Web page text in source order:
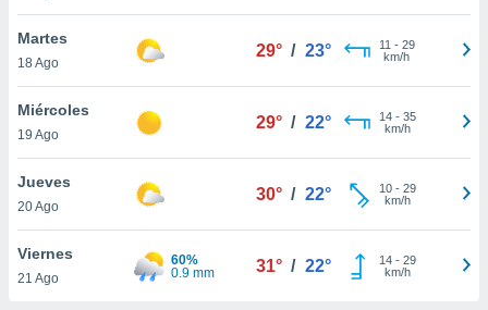
de
Martes
18 Ago
29° / 23° 11 - 29
km/h
Miércoles
19 Ago
29° / 22° 14- 35
km/h
Jueves
20 Ago
30° / 22° 10- 29
km/h
Viernes
21 Ago
60%
0.9 mm
31° / 22° 14- 29
km/h